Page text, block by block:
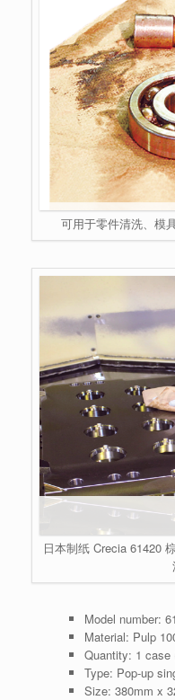
可用于零件清洗、模
日本制纸 Crecia 61420
Model number:
Material: Pulp
Quantity: 1 case
Type: Pop-up
Size: 380mm x